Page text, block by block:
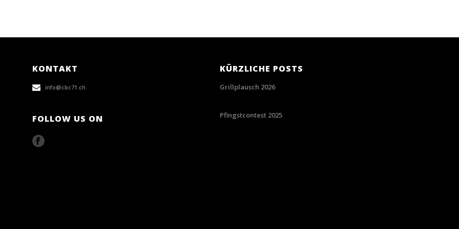
KONTAKT
info@cbc71.ch
FOLLOW US ON
KÜRZLICHE POSTS
Grillplausch 2026
Pfingstcontest 2025